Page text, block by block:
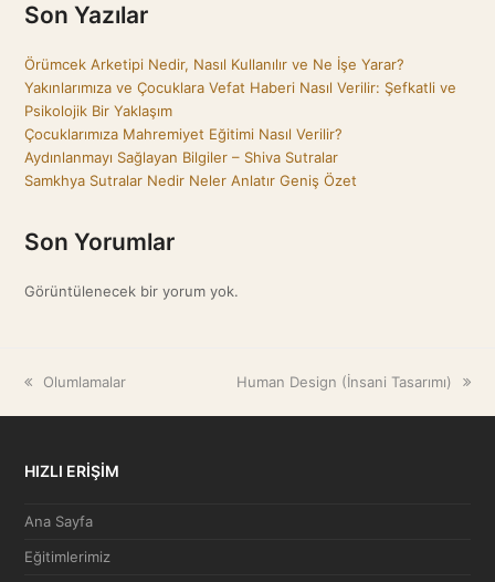
Son Yazılar
Örümcek Arketipi Nedir, Nasıl Kullanılır ve Ne İşe Yarar?
Yakınlarımıza ve Çocuklara Vefat Haberi Nasıl Verilir: Şefkatli ve
Psikolojik Bir Yaklaşım
Çocuklarımıza Mahremiyet Eğitimi Nasıl Verilir?
Aydınlanmayı Sağlayan Bilgiler – Shiva Sutralar
Samkhya Sutralar Nedir Neler Anlatır Geniş Özet
Son Yorumlar
Görüntülenecek bir yorum yok.
previous
Olumlamalar
next
Human Design (İnsani Tasarımı)
HIZLI ERİŞİM
Ana Sayfa
Eğitimlerimiz